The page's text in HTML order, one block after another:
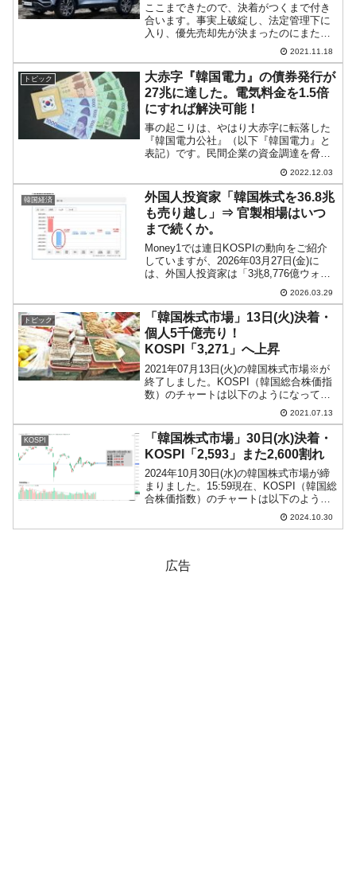
ここまできたので、決着がつくまで付き
合います。事実上破綻し、法定管理下に
入り、優先売却先が決まったのにまた一
悶着の韓国『双竜自動車』。2021年第3
四半期の決算が出ました。そうなので
す。まだ稼働しているのです。以下が業
績です。2021年第3...
2021.11.18
トピック
大赤字『韓国電力』の債券発行が
27兆に達した。電気料金を1.5倍
にすれば解決可能！
事の起こりは、やはり大赤字に転落した
『韓国電力公社』（以下『韓国電力』と
表記）です。民間企業の資金調達を脅か
す『韓国電力』『韓国電力』は2022年は
通期で30兆ウォンの営業赤字に達するの
ではないかと見られています。このよう
な赤字ではキャッシ...
2022.12.03
韓国経済
外国人投資家「韓国株式を36.8兆
も売り越し」⇒ 官製相場はいつ
まで続くか。
Money1では連日KOSPIの動向をご紹介
していますが、2026年03月27日(金)に
は、外国人投資家は「3兆8,776億ウォ
ン」も売り越しました。03月27日、外国
人投資家の巨額売り越しに受けて立った
のが個人投資家で、「2兆7,447億...
2026.03.29
トピック
「韓国株式市場」13日(火)決着・
個人5千億売り！
KOSPI「3,271」へ上昇
2021年07月13日(火)の韓国株式市場※が
終了しました。KOSPI（韓国総合株価指
数）のチャートは以下のようになってい
ます（チャートは『Investing.com』より
引用：以下同）。窓埋めは終わりまし
た。KOSPIは「3,271」まで...
2021.07.13
KOSPI
「韓国株式市場」30日(水)決着・
KOSPI「2,593」また2,600割れ
2024年10月30日(水)の韓国株式市場が締
まりました。15:59現在、KOSPI（韓国総
合株価指数）のチャートは以下のように
『Investing.com』より引用）。陰線が伸
2024.10.30
広告